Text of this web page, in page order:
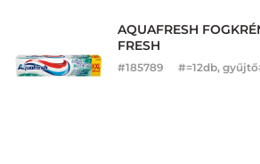
AQUAFRESH
FRESH
#185789 #=12db,